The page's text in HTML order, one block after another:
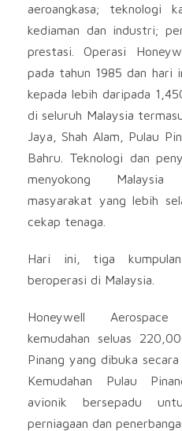
aeroangkasa; teknologi
kediaman dan industri;
prestasi. Operasi
pada tahun 1985 dan hari
kepada lebih daripada
di seluruh Malaysia
Jaya, Shah Alam, Pulau
Bahru. Teknologi dan
menyokong Malaysia
masyarakat yang lebih
cekap tenaga.
Hari ini, tiga kumpulan
beroperasi di Malaysia.
Honeywell
kemudahan seluas
Pinang yang dibuka
Kemudahan Pulau
avionik bersepadu
perniagaan dan